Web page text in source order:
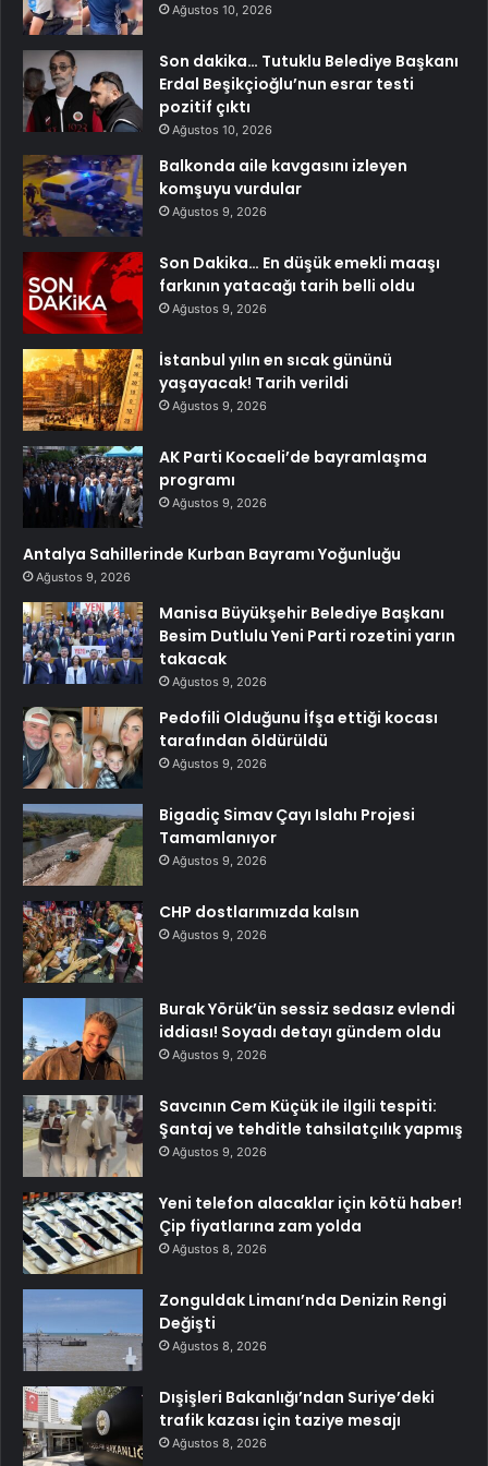
Ağustos 10, 2026
Son dakika… Tutuklu Belediye Başkanı
Erdal Beşikçioğlu’nun esrar testi
pozitif çıktı
Ağustos 10, 2026
Balkonda aile kavgasını izleyen
komşuyu vurdular
Ağustos 9, 2026
Son Dakika… En düşük emekli maaşı
farkının yatacağı tarih belli oldu
Ağustos 9, 2026
İstanbul yılın en sıcak gününü
yaşayacak! Tarih verildi
Ağustos 9, 2026
AK Parti Kocaeli’de bayramlaşma
programı
Ağustos 9, 2026
Antalya Sahillerinde Kurban Bayramı Yoğunluğu
Ağustos 9, 2026
Manisa Büyükşehir Belediye Başkanı
Besim Dutlulu Yeni Parti rozetini yarın
takacak
Ağustos 9, 2026
Pedofili Olduğunu İfşa ettiği kocası
tarafından öldürüldü
Ağustos 9, 2026
Bigadiç Simav Çayı Islahı Projesi
Tamamlanıyor
Ağustos 9, 2026
CHP dostlarımızda kalsın
Ağustos 9, 2026
Burak Yörük’ün sessiz sedasız evlendi
iddiası! Soyadı detayı gündem oldu
Ağustos 9, 2026
Savcının Cem Küçük ile ilgili tespiti:
Şantaj ve tehditle tahsilatçılık yapmış
Ağustos 9, 2026
Yeni telefon alacaklar için kötü haber!
Çip fiyatlarına zam yolda
Ağustos 8, 2026
Zonguldak Limanı’nda Denizin Rengi
Değişti
Ağustos 8, 2026
Dışişleri Bakanlığı’ndan Suriye’deki
trafik kazası için taziye mesajı
Ağustos 8, 2026